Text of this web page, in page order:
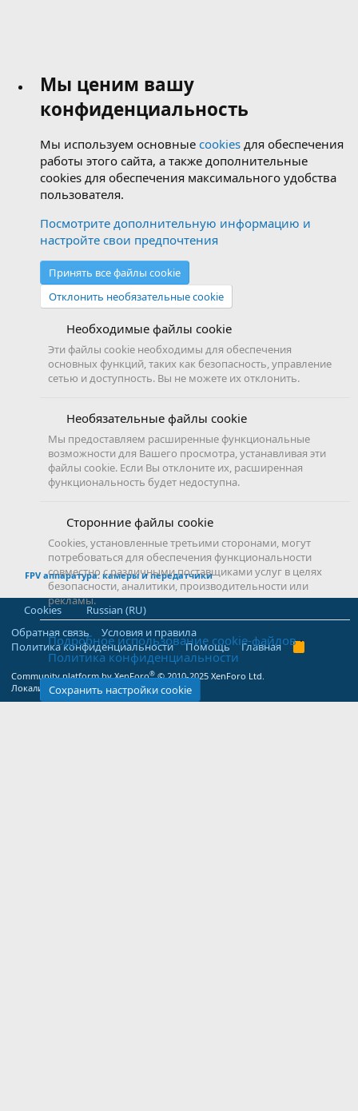
FPV аппаратура: камеры и передатчики
Cookies
Russian (RU)
Обратная связь
Условия и правила
Политика конфиденциальности
Помощь Главная
R
Community platform by XenForo® © 2010-2025 XenForo Ltd.
Локализация отXenForo.Info
Мы ценим вашу
конфиденциальность
Мы используем основные cookies для обеспечения
работы этого сайта, а также дополнительные
cookies для обеспечения максимального удобства
пользователя.
Посмотрите дополнительную информацию и
настройте свои предпочтения
Принять все файлы cookie
Отклонить необязательные cookie
Необходимые файлы cookie
Эти файлы cookie необходимы для обеспечения
основных функций, таких как безопасность, управление
сетью и доступность. Вы не можете их отклонить.
Необязательные файлы cookie
Мы предоставляем расширенные функциональные
возможности для Вашего просмотра, устанавливая эти
файлы cookie. Если Вы отклоните их, расширенная
функциональность будет недоступна.
Сторонние файлы cookie
Cookies, установленные третьими сторонами, могут
потребоваться для обеспечения функциональности
совместно с различными поставщиками услуг в целях
безопасности, аналитики, производительности или
рекламы.
Подробное использование cookie-файлов
Политика конфиденциальности
Сохранить настройки cookie